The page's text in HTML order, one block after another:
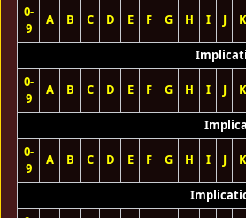
0-
9
A B C D E F G H I J K
0-
9
A B C D E F G H I J K
0-
9
A B C D E F G H I J K